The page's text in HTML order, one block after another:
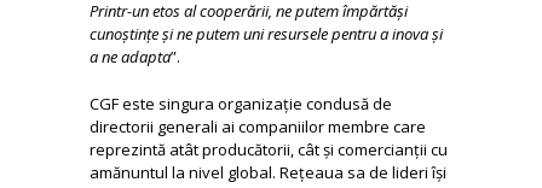
Printr-un etos al cooperării, ne putem împărtăși
cunoștințe și ne putem uni resursele pentru a inova și
a ne adapta”.
CGF este singura organizație condusă de
directorii generali ai companiilor membre care
reprezintă atât producătorii, cât și comercianții cu
amănuntul la nivel global. Rețeaua sa de lideri își